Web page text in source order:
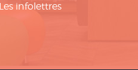
Les infolettres